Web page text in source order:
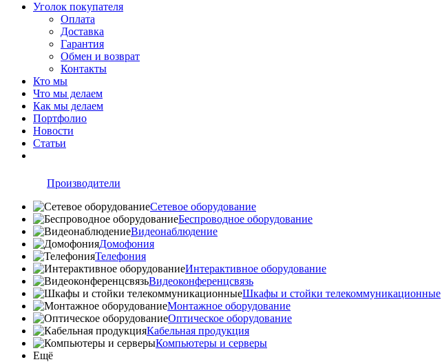
Уголок покупателя
Оплата
Доставка
Гарантия
Обмен и возврат
Контакты
Кто мы
Что мы делаем
Как мы делаем
Портфолио
Новости
Статьи
Производители
Сетевое оборудование
Беспроводное оборудование
Видеонаблюдение
Домофония
Телефония
Интерактивное оборудование
Видеоконференцсвязь
Шкафы и стойки телекоммуникационные
Монтажное оборудование
Оптическое оборудование
Кабельная продукция
Компьютеры и серверы
Ещё